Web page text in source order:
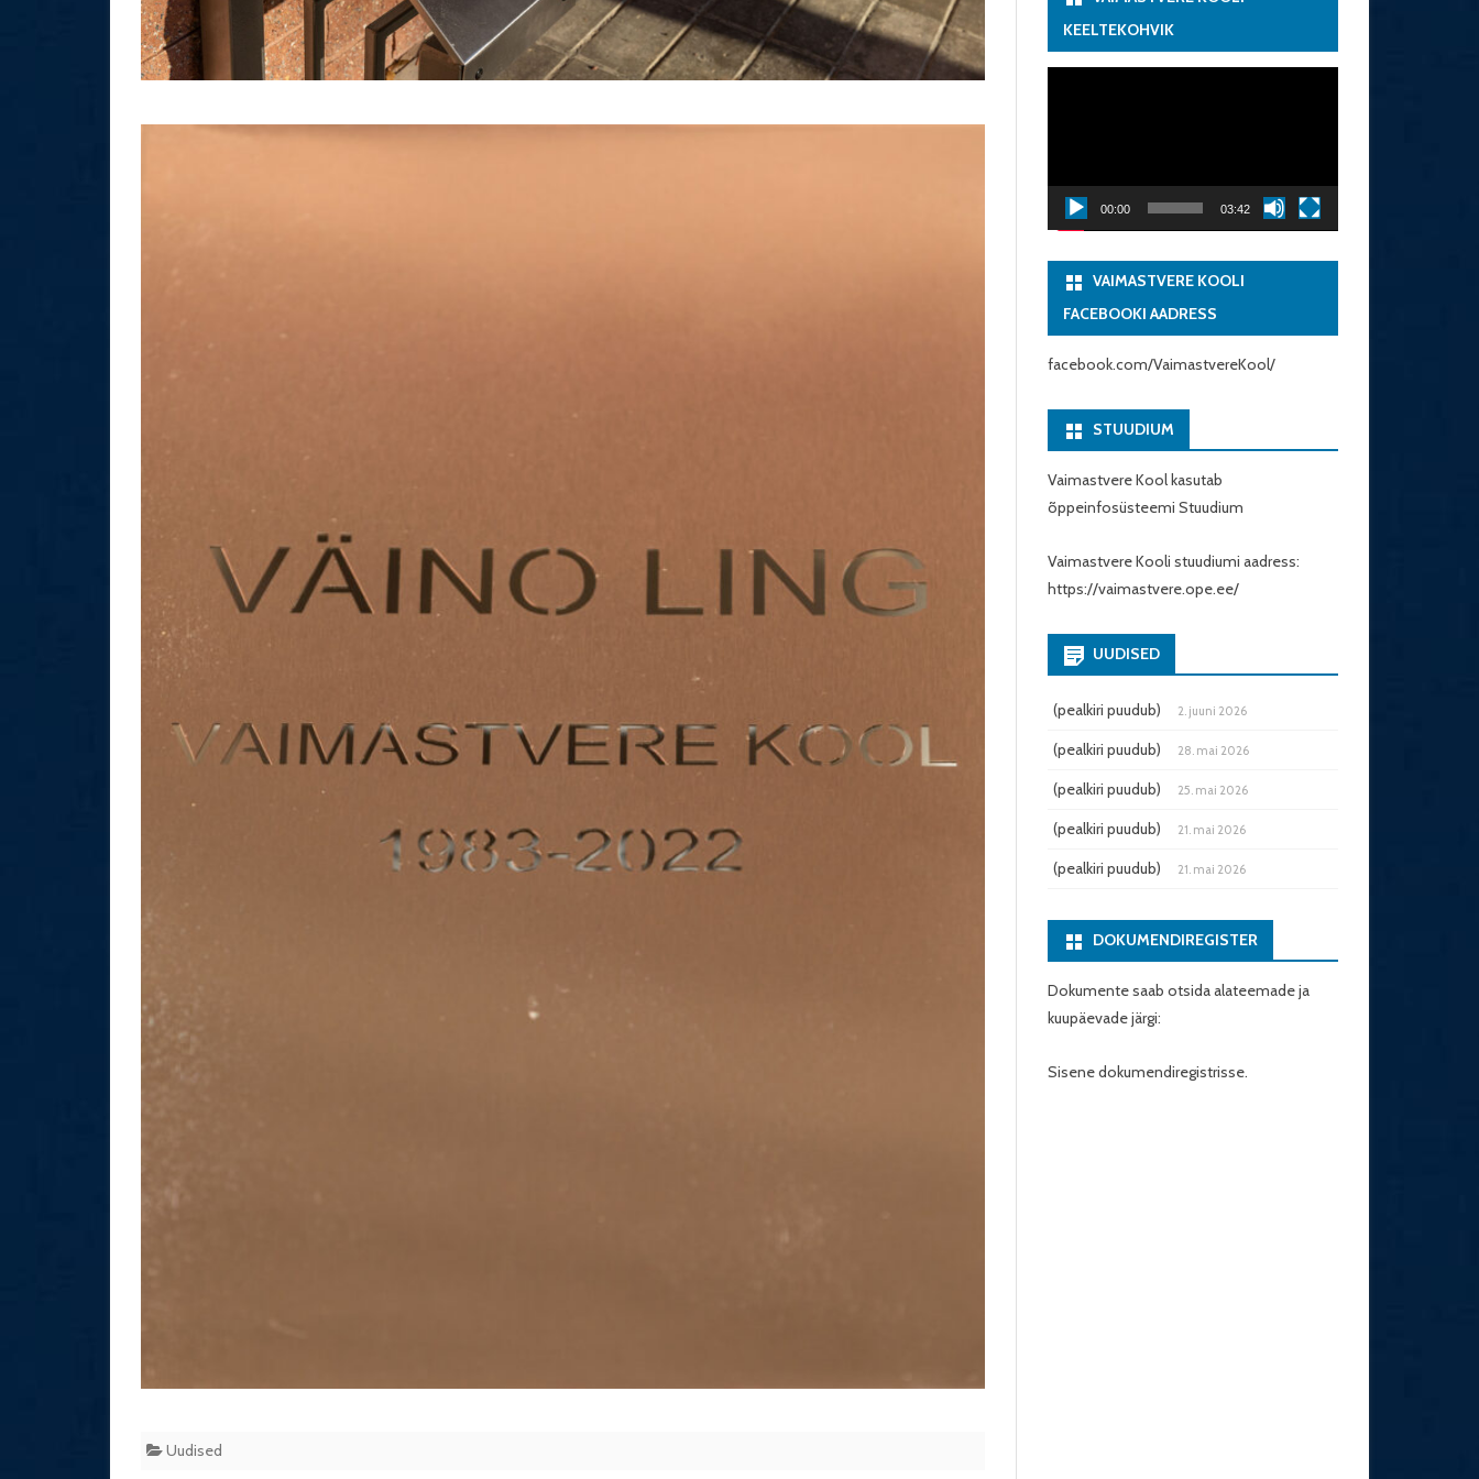
Uudised
KEELTEKOHVIK
Videoesitaja
00:00 03:42
VAIMASTVERE KOOLI
FACEBOOKI AADRESS
facebook.com/VaimastvereKool/
STUUDIUM
Vaimastvere Kool kasutab
õppeinfosüsteemi Stuudium
Vaimastvere Kooli stuudiumi aadress:
https://vaimastvere.ope.ee/
UUDISED
(pealkiri puudub) 2. juuni 2026
(pealkiri puudub) 28. mai 2026
(pealkiri puudub) 25. mai 2026
(pealkiri puudub) 21. mai 2026
(pealkiri puudub) 21. mai 2026
DOKUMENDIREGISTER
Dokumente saab otsida alateemade ja
kuupäevade järgi:
Sisene dokumendiregistrisse.